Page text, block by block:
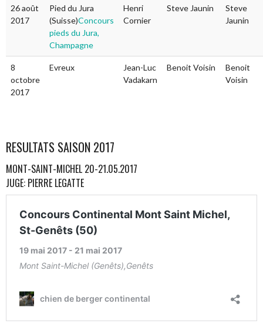
26 août
2017
Pied du Jura
(Suisse)Concours
pieds du Jura,
Champagne
Henri
Cornier
Steve Jaunin
Steve
Jaunin
8
octobre
2017
Evreux
Jean-Luc
Vadakarn
Benoit Voisin
Benoit
Voisin
RESULTATS SAISON 2017
MONT-SAINT-MICHEL 20-21.05.2017
JUGE: PIERRE LEGATTE